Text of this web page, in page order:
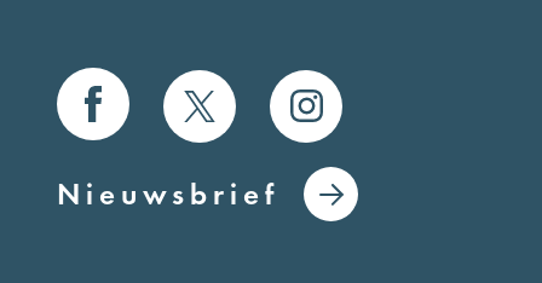
Nieuwsbrief